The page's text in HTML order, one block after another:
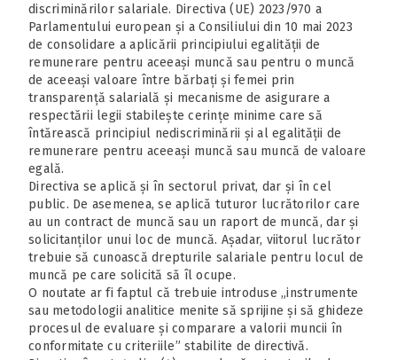
discriminărilor salariale. Directiva (UE) 2023/970 a
Parlamentului european și a Consiliului din 10 mai 2023
de consolidare a aplicării principiului egalității de
remunerare pentru aceeași muncă sau pentru o muncă
de aceeași valoare între bărbați și femei prin
transparență salarială și mecanisme de asigurare a
respectării legii stabilește cerințe minime care să
întărească principiul nediscriminării și al egalității de
remunerare pentru aceeași muncă sau muncă de valoare
egală.
Directiva se aplică și în sectorul privat, dar și în cel
public. De asemenea, se aplică tuturor lucrătorilor care
au un contract de muncă sau un raport de muncă, dar și
solicitanților unui loc de muncă. Așadar, viitorul lucrător
trebuie să cunoască drepturile salariale pentru locul de
muncă pe care solicită să îl ocupe.
O noutate ar fi faptul că trebuie introduse „instrumente
sau metodologii analitice menite să sprijine și să ghideze
procesul de evaluare și comparare a valorii muncii în
conformitate cu criteriile” stabilite de directivă.